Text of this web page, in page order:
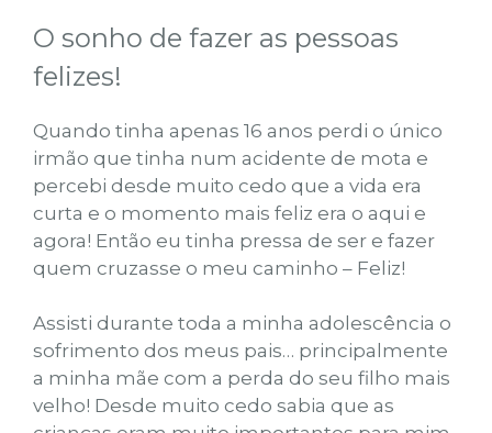
O sonho de fazer as pessoas
felizes!
Quando tinha apenas 16 anos perdi o único
irmão que tinha num acidente de mota e
percebi desde muito cedo que a vida era
curta e o momento mais feliz era o aqui e
agora! Então eu tinha pressa de ser e fazer
quem cruzasse o meu caminho – Feliz!
Assisti durante toda a minha adolescência o
sofrimento dos meus pais… principalmente
a minha mãe com a perda do seu filho mais
velho! Desde muito cedo sabia que as